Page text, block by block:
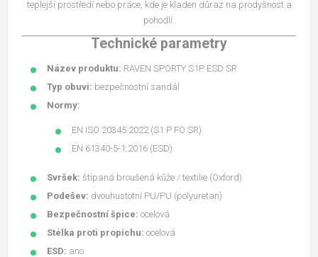
teplejší prostředí nebo práce, kde je kladen důraz na prodyšnost a
pohodlí.
Technické parametry
Název produktu: RAVEN SPORTY S1P ESD SR
Typ obuvi: bezpečnostní sandál
Normy:
EN ISO 20345:2022 (S1 P FO SR)
EN 61340-5-1:2016 (ESD)
Svršek: štípaná broušená kůže / textilie (Oxford)
Podešev: dvouhustotní PU/PU (polyuretan)
Bezpečnostní špice: ocelová
Stélka proti propichu: ocelová
ESD: ano